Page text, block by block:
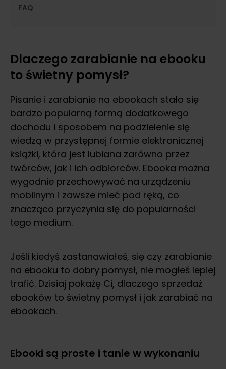
FAQ
Dlaczego zarabianie na ebooku
to świetny pomysł?
Pisanie i zarabianie na ebookach stało się
bardzo popularną formą dodatkowego
dochodu i sposobem na podzielenie się
wiedzą w przystępnej formie elektronicznej
książki, która jest lubiana zarówno przez
twórców, jak i ich odbiorców. Ebooka można
wygodnie przechowywać na urządzeniu
mobilnym i zawsze mieć pod ręką, co
znacząco przyczynia się do popularności
tego medium.
Jeśli kiedyś zastanawiałeś, się czy zarabianie
na ebooku to dobry pomysł, nie mogłeś lepiej
trafić. Dzisiaj pokażę Ci, dlaczego sprzedaż
ebooków to świetny pomysł i jak zarabiać na
ebookach.
Ebooki są proste i tanie w wykonaniu